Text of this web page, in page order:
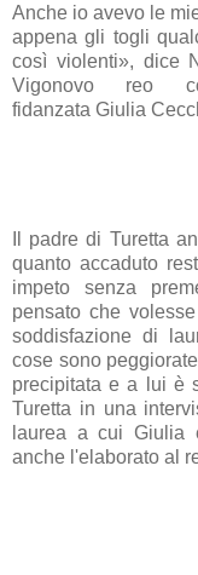
Anche io avevo le
appena gli togli
così violenti», dice
Vigonovo reo
fidanzata Giulia
Il padre di Turetta
quanto accaduto
impeto senza
pensato che
soddisfazione di
cose sono
precipitata e a lui è
Turetta in una
laurea a cui Giulia
anche l'elaborato al